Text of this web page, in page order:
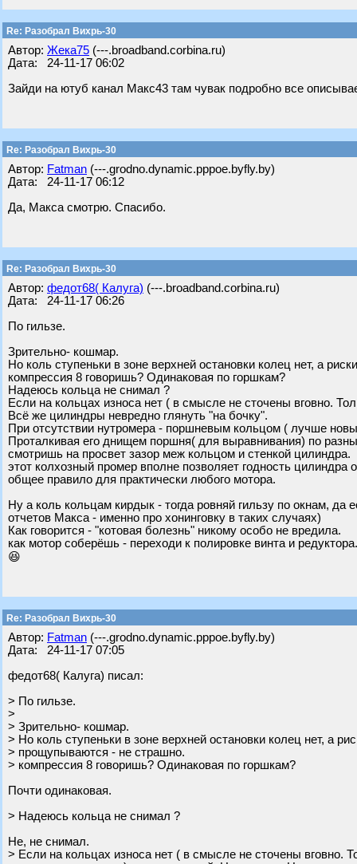
Re: Разобрал Вихрь-30
Автор: Жека75 (---.broadband.corbina.ru)
Дата: 24-11-17 06:02
Зайди на ютуб канал Макс43 там чувак подробно все
Re: Разобрал Вихрь-30
Автор: Fatman (---.grodno.dynamic.pppoe.byfly.by)
Дата: 24-11-17 06:12
Да, Макса смотрю. Спасибо.
Re: Разобрал Вихрь-30
Автор: федот68( Калуга) (---.broadband.corbina.ru)
Дата: 24-11-17 06:26
По гильзе.
Зрительно- кошмар.
Но коль ступеньки в зоне верхней остановки колец нет, а
компрессия 8 говоришь? Одинаковая по горшкам?
Надеюсь кольца не снимал ?
Если на кольцах износа нет ( в смысле не сточены вговно.
Всё же цилиндры невредно глянуть "на бочку".
При отсутствии нутромера - поршневым кольцом ( лучше
Проталкивая его днищем поршня( для выравнивания) по
смотришь на просвет зазор меж кольцом и стенкой цилиндра.
этот колхозный промер вполне позволяет годность цилиндра
общее правило для практически любого мотора.
Ну а коль кольцам кирдык - тогда ровняй гильзу по окнам,
отчетов Макса - именно про хонинговку в таких случаях)
Как говорится - "котовая болезнь" никому особо не вредила.
как мотор соберёшь - переходи к полировке винта и
😆
Re: Разобрал Вихрь-30
Автор: Fatman (---.grodno.dynamic.pppoe.byfly.by)
Дата: 24-11-17 07:05
федот68( Калуга) писал:
> По гильзе.
>
> Зрительно- кошмар.
> Но коль ступеньки в зоне верхней остановки колец нет, а
> прощупываются - не страшно.
> компрессия 8 говоришь? Одинаковая по горшкам?
Почти одинаковая.
> Надеюсь кольца не снимал ?
Не, не снимал.
> Если на кольцах износа нет ( в смысле не сточены вговно.